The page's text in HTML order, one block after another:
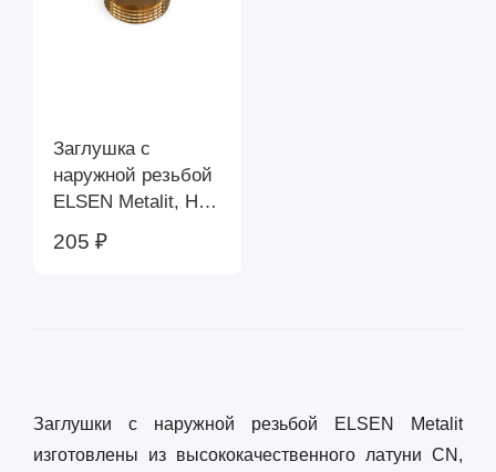
Заглушка с
наружной резьбой
ELSEN Metalit, Н,
3/4", латунь CN
EBF.01.34
205 ₽
Заглушки с наружной резьбой ELSEN Metalit
изготовлены из высококачественного латуни CN,